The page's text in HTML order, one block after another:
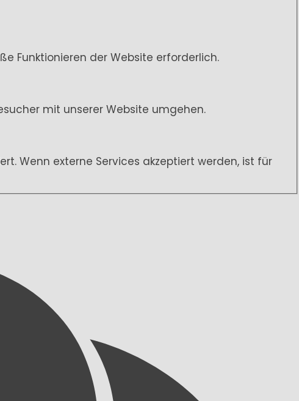
Funktionieren der Website erforderlich.
mit unserer Website umgehen.
Wenn externe Services akzeptiert werden, ist für